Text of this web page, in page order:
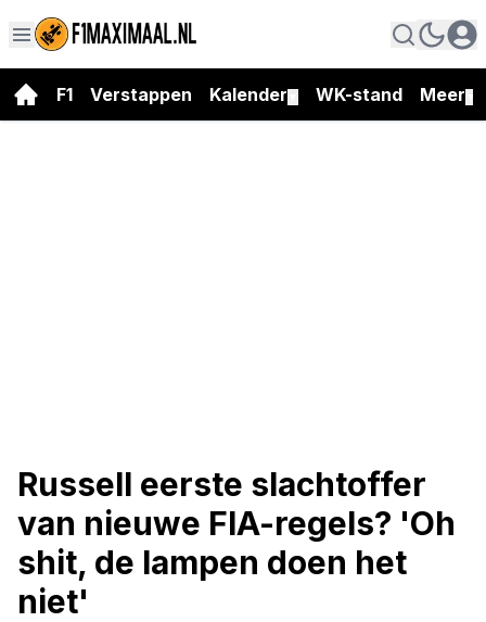
F1 Verstappen Kalender WK-stand Meer
Russell eerste slachtoffer
van nieuwe FIA-regels? 'Oh
shit, de lampen doen het
niet'